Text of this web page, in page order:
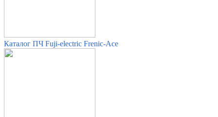
Каталог ПЧ Fuji-electric Frenic-Ace